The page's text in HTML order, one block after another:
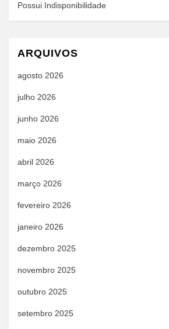
Possui Indisponibilidade
ARQUIVOS
agosto 2026
julho 2026
junho 2026
maio 2026
abril 2026
março 2026
fevereiro 2026
janeiro 2026
dezembro 2025
novembro 2025
outubro 2025
setembro 2025